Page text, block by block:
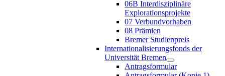
06B Interdisziplinäre
Explorationsprojekte
07 Verbundvorhaben
08 Prämien
Bremer Studienpreis
Internationalisierungsfonds der
Universität Bremen
Antragsformular